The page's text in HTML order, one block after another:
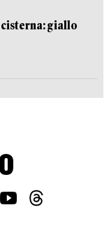
giallo